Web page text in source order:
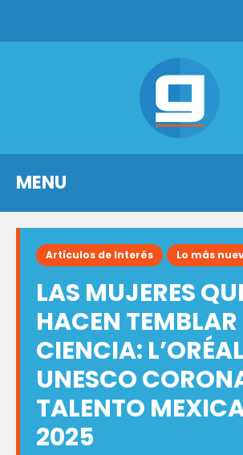
MENU
Artículos de Interés Lo más
LAS MUJERES
HACEN
CIENCIA:
UNESCO
TALENTO
2025